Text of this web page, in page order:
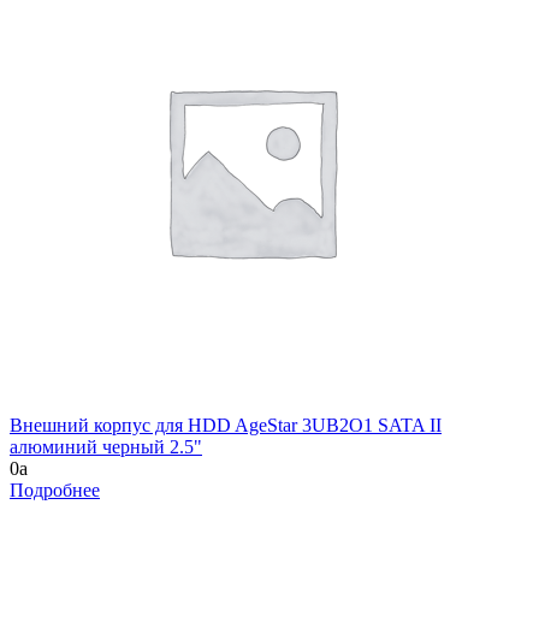
Внешний корпус для HDD AgeStar 3UB2O1 SATA II
алюминий черный 2.5"
0a
Подробнее